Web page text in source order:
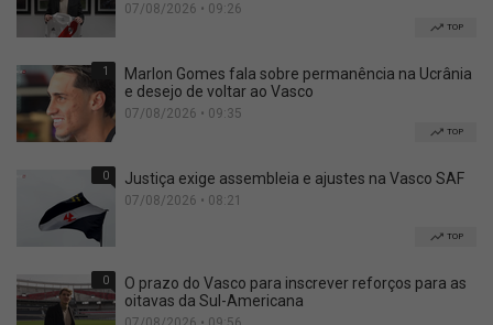
07/08/2026 • 09:26
TOP
1
Marlon Gomes fala sobre permanência na Ucrânia
e desejo de voltar ao Vasco
07/08/2026 • 09:35
TOP
0 Justiça exige assembleia e ajustes na Vasco SAF
07/08/2026 • 08:21
TOP
0
O prazo do Vasco para inscrever reforços para as
oitavas da Sul-Americana